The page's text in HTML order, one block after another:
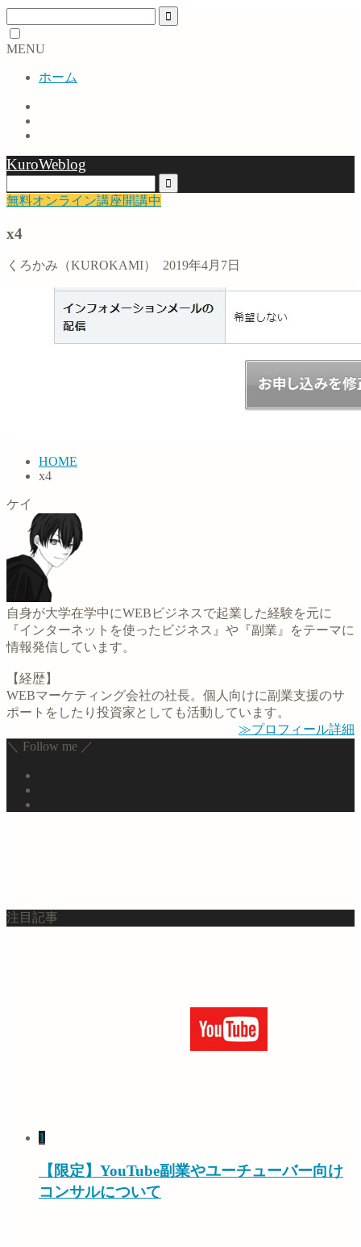
MENU
ホーム
KuroWeblog
無料オンライン講座開講中
x4
くろかみ（KUROKAMI） 2019年4月7日
HOME
x4
ケイ
自身が大学在学中にWEBビジネスで起業した経験を元に
『インターネットを使ったビジネス』や『副業』をテーマに
情報発信しています。
【経歴】
WEBマーケティング会社の社長。個人向けに副業支援のサ
ポートをしたり投資家としても活動しています。
≫プロフィール詳細
＼ Follow me ／
注目記事
1
【限定】YouTube副業やユーチューバー向け
コンサルについて